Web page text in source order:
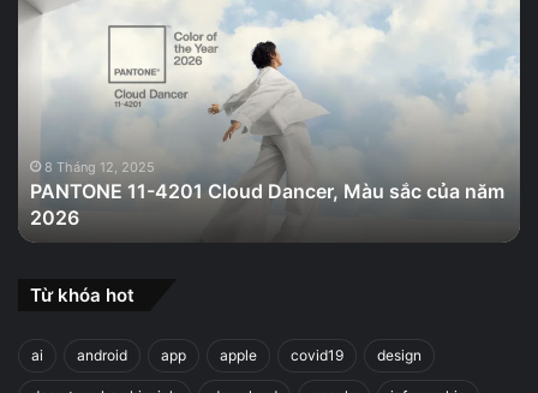
11-
Màu
của
năm
2026
8 Tháng 12, 2025
PANTONE 11-4201 Cloud Dancer, Màu sắc của năm
2026
Từ khóa hot
ai android app apple covid19 design